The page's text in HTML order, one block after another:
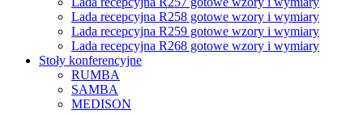
Lada recepcyjna R258 gotowe wzory i wymiary
Lada recepcyjna R259 gotowe wzory i wymiary
Lada recepcyjna R268 gotowe wzory i wymiary
Stoły konferencyjne
RUMBA
SAMBA
MEDISON